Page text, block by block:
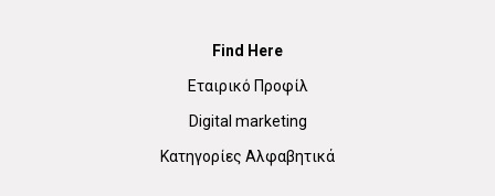
Find Here
Εταιρικό Προφίλ
Digital marketing
Κατηγορίες Αλφαβητικά